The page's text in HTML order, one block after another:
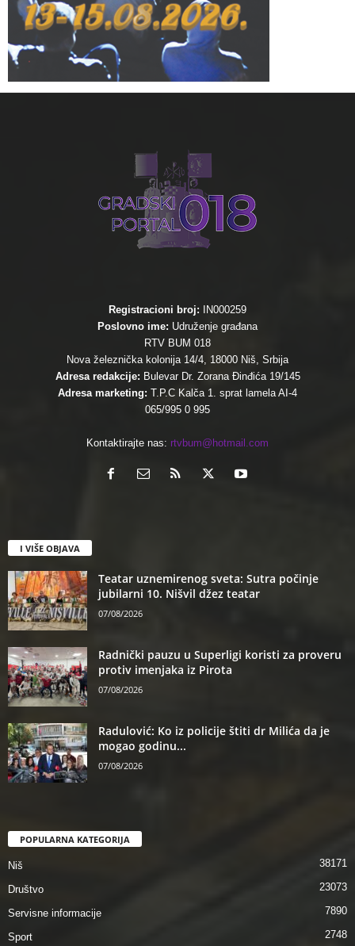
Registracioni broj:
IN000259
Poslovno ime: Udruženje građana
RTV BUM 018
Nova železnička kolonija 14/4, 18000 Niš, Srbija
Adresa redakcije: Bulevar Dr. Zorana Đinđića 19/145
Adresa marketing: T.P.C Kalča 1. sprat lamela AI-4
065/995 0 995
Kontaktirajte nas: rtvbum@hotmail.com
I VIŠE OBJAVA
Teatar uznemirenog sveta: Sutra počinje
jubilarni 10. Nišvil džez teatar
07/08/2026
Radnički pauzu u Superligi koristi za proveru
protiv imenjaka iz Pirota
07/08/2026
Radulović: Ko iz policije štiti dr Milića da je
mogao godinu...
07/08/2026
POPULARNA KATEGORIJA
Niš 38171
Društvo 23073
Servisne informacije 7890
Sport 2748